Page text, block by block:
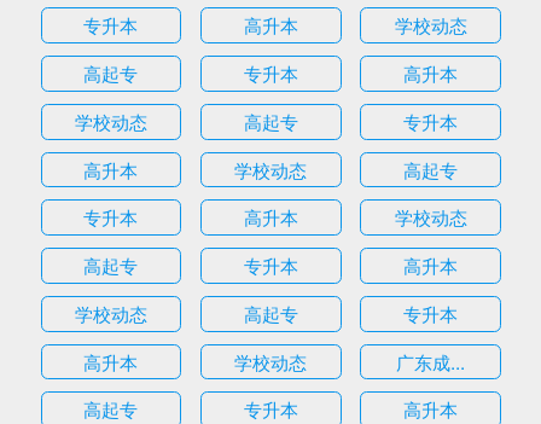
专升本
高升本
学校动态
高起专
专升本
高升本
学校动态
高起专
专升本
高升本
学校动态
高起专
专升本
高升本
学校动态
高起专
专升本
高升本
学校动态
高起专
专升本
高升本
学校动态
广东成...
高起专
专升本
高升本